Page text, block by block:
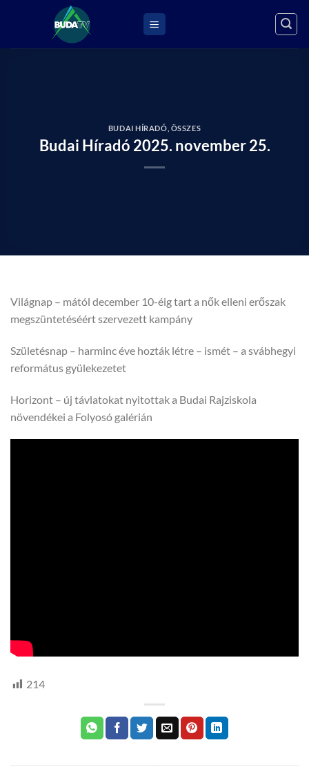
BUDAI HÍRADÓ ÖSSZES
Budai Híradó 2025. november 25.
Világnap – mától december 10-éig tart a nők elleni erőszak
megszüntetéséért szervezett kampány
Születésnap – harminc éve hozták létre – ismét – a svábhegyi
református gyülekezetet
Horizont – új távlatokat nyitottak a Budai Rajziskola
növendékei a Folyosó galérián
214